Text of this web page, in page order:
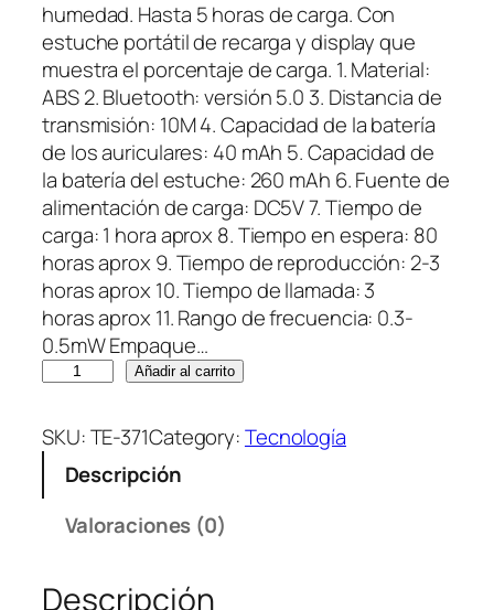
humedad. Hasta 5 horas de carga. Con
estuche portátil de recarga y display que
muestra el porcentaje de carga. 1. Material:
ABS 2. Bluetooth: versión 5.0 3. Distancia de
transmisión: 10M 4. Capacidad de la batería
de los auriculares: 40 mAh 5. Capacidad de
la batería del estuche: 260 mAh 6. Fuente de
alimentación de carga: DC5V 7. Tiempo de
carga: 1 hora aprox 8. Tiempo en espera: 80
horas aprox 9. Tiempo de reproducción: 2-3
horas aprox 10. Tiempo de llamada: 3
horas aprox 11. Rango de frecuencia: 0.3-
0.5mW Empaque…
d
i
s
Añadir al carrito
SKU:TE-371Category:Tecnología
Descripción
Valoraciones (0)
Descripción